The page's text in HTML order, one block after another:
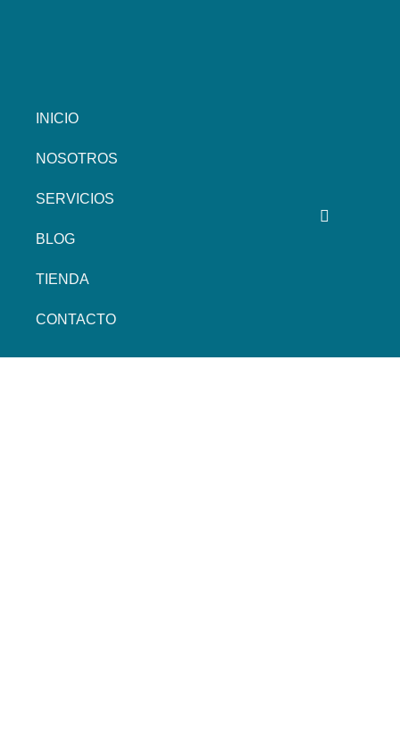
INICIO
NOSOTROS
SERVICIOS
BLOG
TIENDA
CONTACTO